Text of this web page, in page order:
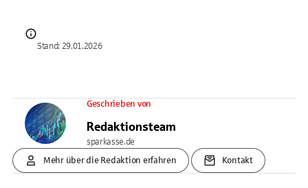
Stand: 29.01.2026
Geschrieben von
Redaktionsteam
sparkasse.de
Mehr über die Redaktion erfahren
Kontakt